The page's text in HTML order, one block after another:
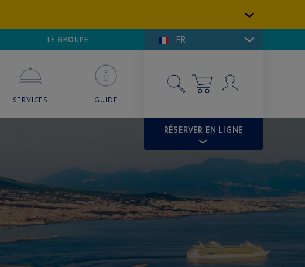
GOLFE DE SAINT-TROPEZ
LE GROUPE FR
SERVICES GUIDE
RÉSERVER EN LIGNE